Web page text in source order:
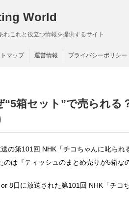
World
れこれと役立つ情報を提供するサイト
マップ 運営情報 プライバシーポリシー
箱セット”で売られる
の第101回 NHK「チコちゃんに叱ら
のは『ティッシュのまとめ売りが5箱な
8日に放送された第101回 NHK「チコ